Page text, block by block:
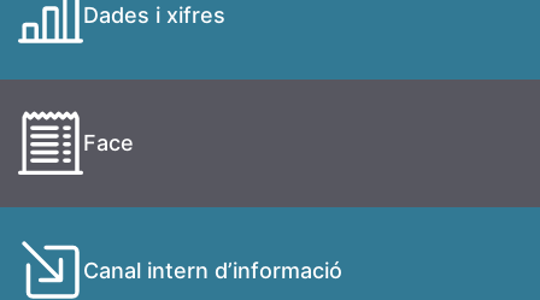
Dades i xifres
Face
Canal intern d’informació